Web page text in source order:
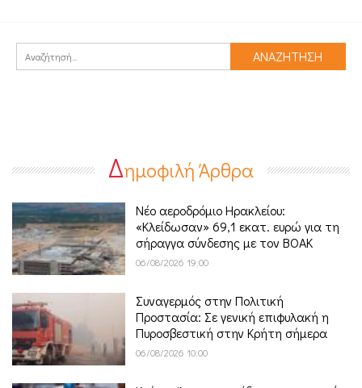
Δημοφιλή Άρθρα
Νέο αεροδρόμιο Ηρακλείου:
«Κλείδωσαν» 69,1 εκατ. ευρώ για τη
σήραγγα σύνδεσης με τον ΒΟΑΚ
06/08/2026 19:00
Συναγερμός στην Πολιτική
Προστασία: Σε γενική επιφυλακή η
Πυροσβεστική στην Κρήτη σήμερα
06/08/2026 10:00